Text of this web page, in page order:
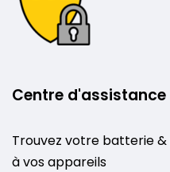
Centre d'assistance
Trouvez votre batterie
à vos appareils